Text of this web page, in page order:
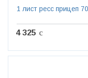
1 лист ресс прицеп
4 325 c